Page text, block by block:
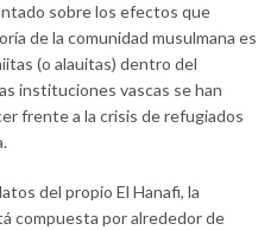
sobre los efectos que
de la comunidad musulmana es
(o alauitas) dentro del
instituciones vascas se han
frente a la crisis de refugiados
del propio El Hanafi, la
compuesta por alrededor de